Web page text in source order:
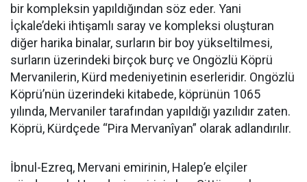
bir kompleksin yapıldığından söz eder. Yani
İçkale’deki ihtişamlı saray ve kompleksi oluşturan
diğer harika binalar, surların bir boy yükseltilmesi,
surların üzerindeki birçok burç ve Ongözlü Köprü
Mervanilerin, Kürd medeniyetinin eserleridir. Ongözlü
Köprü’nün üzerindeki kitabede, köprünün 1065
yılında, Mervaniler tarafından yapıldığı yazılıdır zaten.
Köprü, Kürdçede “Pira Mervanîyan” olarak adlandırılır.
İbnul-Ezreq, Mervani emirinin, Halep’e elçiler